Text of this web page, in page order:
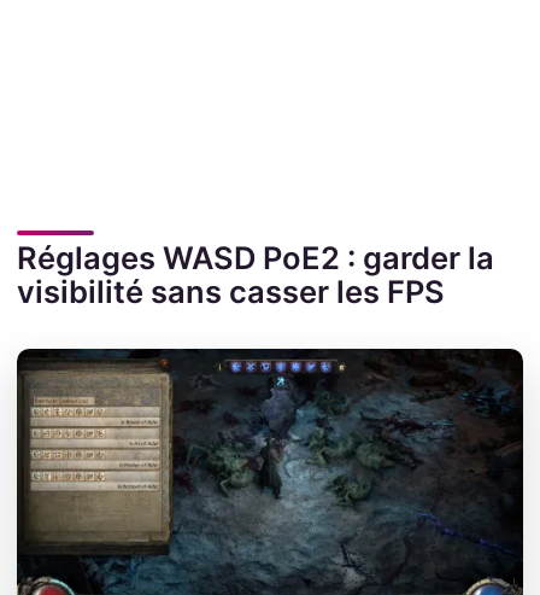
Réglages WASD PoE2 : garder la
visibilité sans casser les FPS